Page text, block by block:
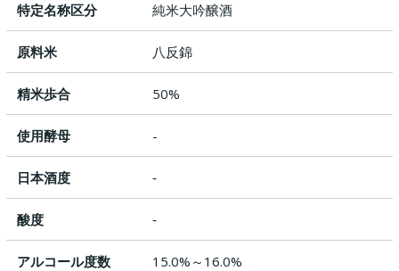
特定名称区分 純米大吟醸酒
原料米 八反錦
精米歩合 50%
使用酵母 -
日本酒度 ‐
酸度 ‐
アルコール度数 15.0%～16.0%